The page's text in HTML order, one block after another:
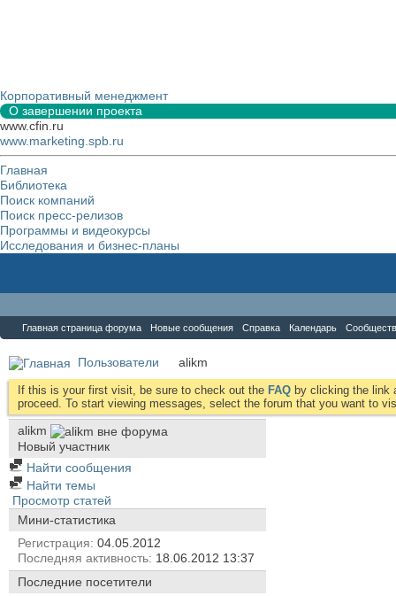
Корпоративный менеджмент
О завершении проекта
www.cfin.ru
www.marketing.spb.ru
Главная
Библиотека
Поиск компаний
Поиск пресс-релизов
Программы и видеокурсы
Исследования и бизнес-планы
Главная страница форума Новые сообщения Справка Календарь
Пользователи alikm
If this is your first visit, be sure to check out the FAQ by clicking the link
proceed. To start viewing messages, select the forum that you want to
alikm
Новый участник
Найти сообщения
Найти темы
Просмотр статей
Мини-статистика
Регистрация 04.05.2012
Последняя активность 18.06.2012 13:37
Последние посетители